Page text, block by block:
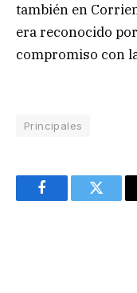
también en
era reconocido
compromiso con
Principales
FacebookTwitter